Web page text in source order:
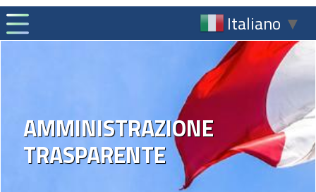
Italiano ▼
AMMINISTRAZIONE
TRASPARENTE